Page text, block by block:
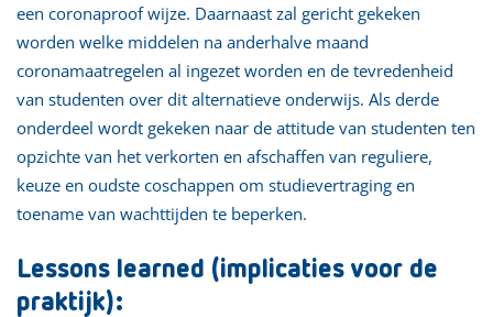
een coronaproof wijze. Daarnaast zal gericht gekeken
worden welke middelen na anderhalve maand
coronamaatregelen al ingezet worden en de tevredenheid
van studenten over dit alternatieve onderwijs. Als derde
onderdeel wordt gekeken naar de attitude van studenten ten
opzichte van het verkorten en afschaffen van reguliere,
keuze en oudste coschappen om studievertraging en
toename van wachttijden te beperken.
Lessons learned (implicaties voor de
praktijk):